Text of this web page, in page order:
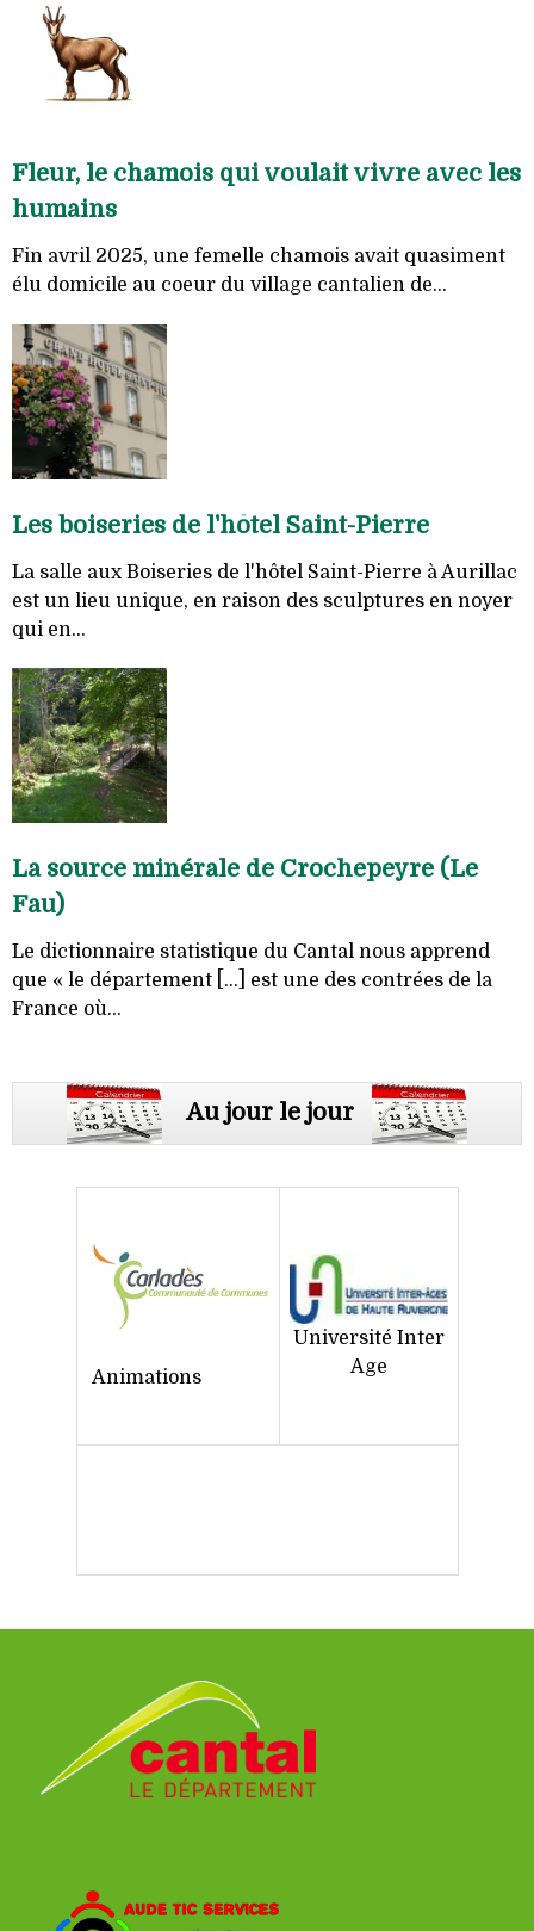
Fleur, le chamois qui voulait vivre avec les
humains
Fin avril 2025, une femelle chamois avait quasiment
élu domicile au coeur du village cantalien de...
Les boiseries de l'hôtel Saint-Pierre
La salle aux Boiseries de l'hôtel Saint-Pierre à Aurillac
est un lieu unique, en raison des sculptures en noyer
qui en...
La source minérale de Crochepeyre (Le
Fau)
Le dictionnaire statistique du Cantal nous apprend
que « le département [...] est une des contrées de la
France où...
Au jour le jour
Animations
Université Inter
Age